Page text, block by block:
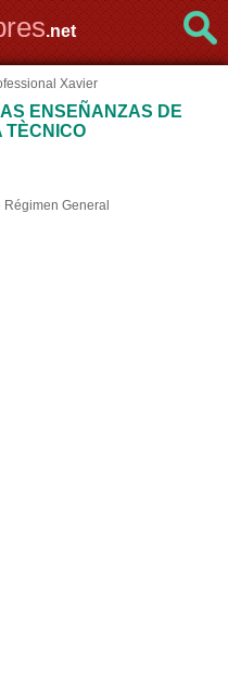
.net
Xavier
ENSEÑANZAS DE
TÈCNICO
General